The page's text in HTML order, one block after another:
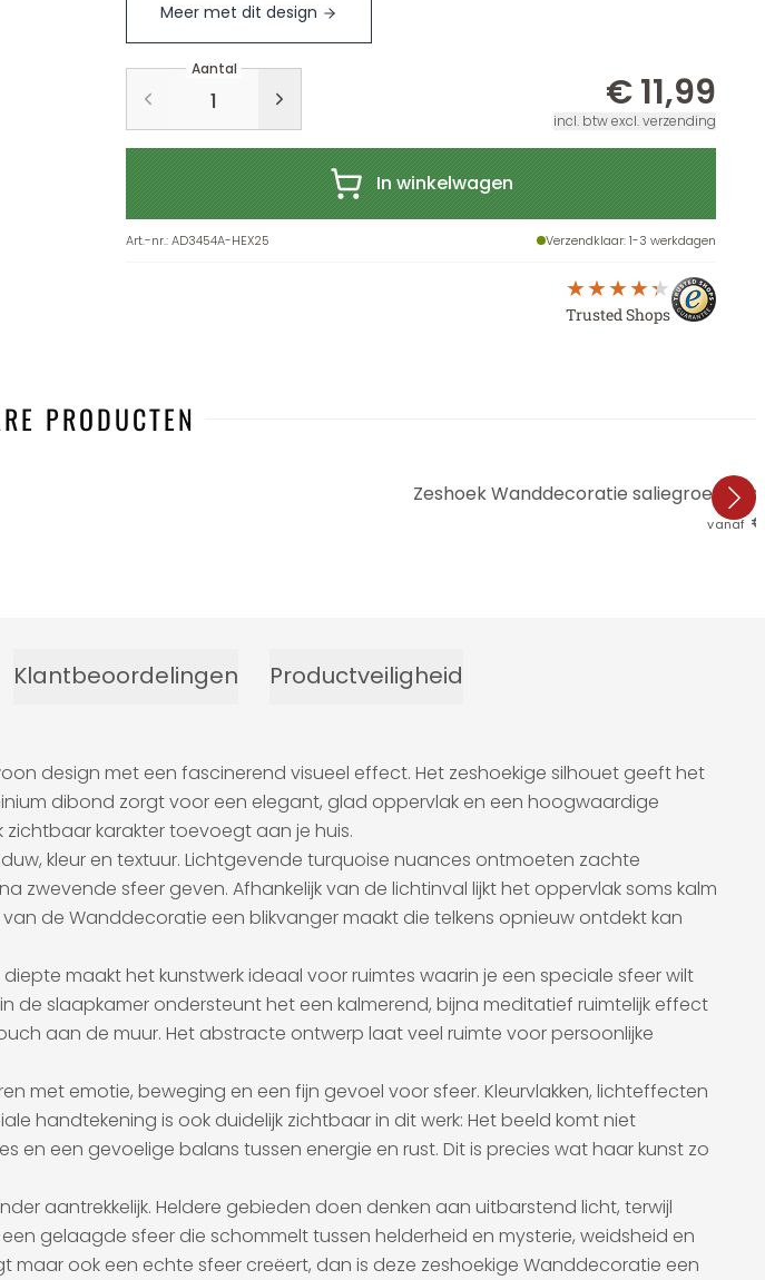
Meer met dit design
Aantal
€ 11,99
incl. btw excl. verzending
In winkelwagen
Art.-nr.:AD3454A-HEX25 Verzendklaar: 1-3 werkdagen
Trusted Shops
PRODUCTEN
Zeshoek Wanddecoratie saliegroen
vanaf €
Klantbeoordelingen Productveiligheid
design met een fascinerend visueel effect. Het zeshoekige silhouet geeft het
dibond zorgt voor een elegant, glad oppervlak en een hoogwaardige
karakter toevoegt aan je huis.
kleur en textuur. Lichtgevende turquoise nuances ontmoeten zachte
sfeer geven. Afhankelijk van de lichtinval lijkt het oppervlak soms kalm
de Wanddecoratie een blikvanger maakt die telkens opnieuw ontdekt kan
maakt het kunstwerk ideaal voor ruimtes waarin je een speciale sfeer wilt
de slaapkamer ondersteunt het een kalmerend, bijna meditatief ruimtelijk effect
aan de muur. Het abstracte ontwerp laat veel ruimte voor persoonlijke
met emotie, beweging en een fijn gevoel voor sfeer. Kleurvlakken, lichteffecten
handtekening is ook duidelijk zichtbaar in dit werk: Het beeld komt niet
een gevoelige balans tussen energie en rust. Dit is precies wat haar kunst zo
aantrekkelijk. Heldere gebieden doen denken aan uitbarstend licht, terwijl
gelaagde sfeer die schommelt tussen helderheid en mysterie, weidsheid en
ook een echte sfeer creëert, dan is deze zeshoekige Wanddecoratie een